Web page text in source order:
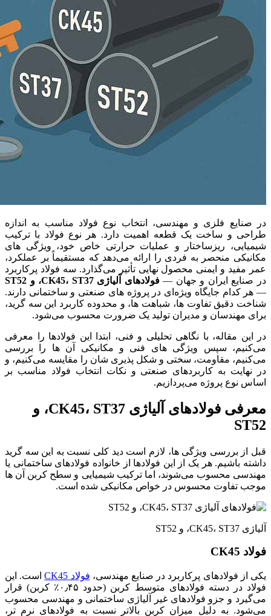
در صنایع فلزی و مهندسی، انتخاب نوع فولاد مناسب به اندازه
طراحی و ساخت یک قطعه اهمیت دارد. هر نوع فولاد با ترکیب
شیمیایی، ریزساختار و عملیات حرارتی خاص خود، ویژگی‌ های
مکانیکی منحصر به‌ فردی را ارائه می‌دهد که مستقیماً بر عملکرد،
عمر مفید و ایمنی محصول نهایی تأثیر می‌گذارد. سه فولاد پرکاربرد
در صنایع ایران و جهان —فولادهای آلیاژی CK45، ST37، و ST52
— هر کدام جایگاه ویژه‌ای در پروژه‌ های صنعتی و ساختمانی دارند.
شناخت دقیق تفاوت‌ ها، شباهت‌ ها، و محدوده کاربرد این سه گرید،
برای مهندسان و مدیران تولید یک ضرورت محسوب می‌شود.
در این مقاله، با نگاهی تحلیلی و فنی، ابتدا این فولادها را معرفی
می‌کنیم، سپس ویژگی‌ های فنی و مکانیکی آن‌ ها را بررسی
می‌کنیم، مقاومت، سختی و شکل‌ پذیری‌ شان را مقایسه می‌کنیم، و
در نهایت به کاربردهای صنعتی و نکات انتخاب فولاد مناسب بر
اساس نوع پروژه می‌پردازیم.
معرفی فولادهای آلیاژی CK45، ST37، و
ST52
قبل از بررسی ویژگی‌ ها، لازم است دید کلی نسبت به این سه گرید
داشته باشیم. هر یک از این فولادها از خانواده فولادهای ساختمانی یا
مهندسی محسوب می‌شوند، اما ترکیب شیمیایی و سطح کربن آن‌ ها
موجب تفاوت محسوس در خواص مکانیکی شده است.
آلیاژی CK45، ST37، و ST52
فولاد CK45
یکی از فولادهای پرکاربرد در صنایع مهندسی، فولاد CK45
است. این
فولاد در دسته فولادهای متوسط‌ کربن (حدود ۰٫۴۵٪ کربن) قرار
می‌گیرد و جزو فولادهای غیر آلیاژی ساختمانی و مهندسی محسوب
می‌شود. به دلیل میزان کربن بالاتر نسبت به فولادهای نرم‌ تر،